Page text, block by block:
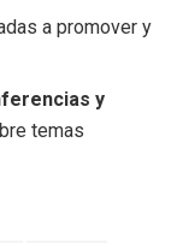
a promover y
y
temas